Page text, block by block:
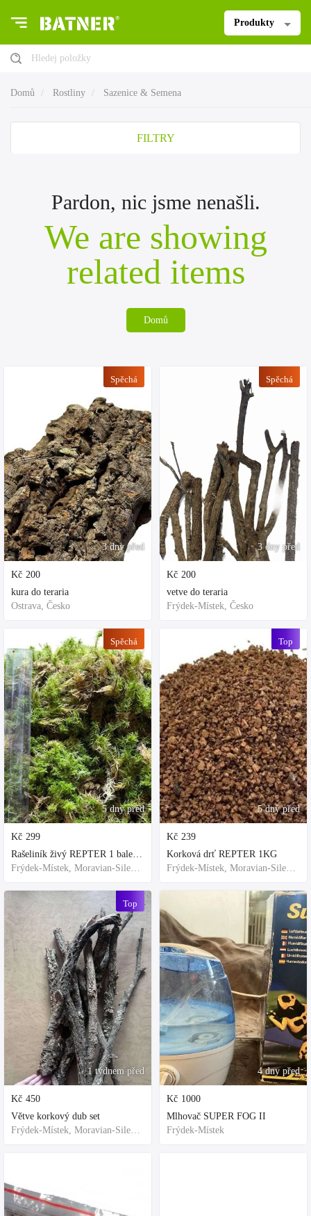
Produkty
Hledej položky
Domů Rostliny Sazenice & Semena
FILTRY
Pardon, nic jsme nenašli.
We are showing
related items
Domů
3 dny před
Spěchá
Kč 200
kura do teraria
Ostrava, Česko
5 dny před
Spěchá
Kč 299
Rašeliník živý REPTER 1 balení - násada, TOP kvalita 30cm-30cm-8cm
Frýdek-Místek, Moravian-Silesian Region,Others
1 týdnem před
Top
Kč 450
Větve korkový dub set
Frýdek-Místek, Moravian-Silesian Region,Others
3 dny před
Spěchá
Kč 200
vetve do teraria
Frýdek-Místek, Česko
5 dny před
Top
Kč 239
Korková drť REPTER 1KG
Frýdek-Místek, Moravian-Silesian Region,Others
4 dny před
Kč 1000
Mlhovač SUPER FOG II
Frýdek-Místek